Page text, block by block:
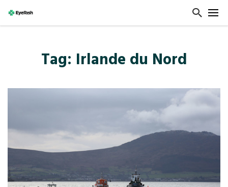
Tag: Irlande du Nord